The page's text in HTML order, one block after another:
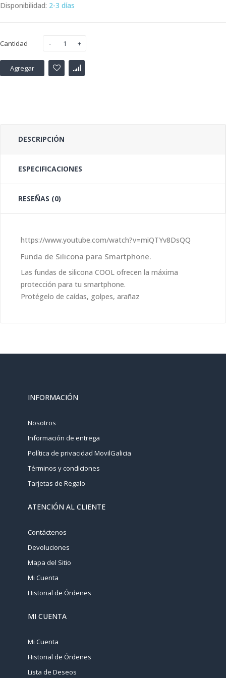
Disponibilidad: 2-3 días
Cantidad
Agregar
DESCRIPCIÓN
ESPECIFICACIONES
RESEÑAS (0)
https://www.youtube.com/watch?v=miQTYv8DsQQ
Funda de Silicona para Smartphone.
Las fundas de silicona COOL ofrecen la máxima
protección para tu smartphone.
Protégelo de caídas, golpes, arañaz
INFORMACIÓN
Nosotros
Información de entrega
Política de privacidad MovilGalicia
Términos y condiciones
Tarjetas de Regalo
ATENCIÓN AL CLIENTE
Contáctenos
Devoluciones
Mapa del Sitio
Mi Cuenta
Historial de Órdenes
MI CUENTA
Mi Cuenta
Historial de Órdenes
Lista de Deseos